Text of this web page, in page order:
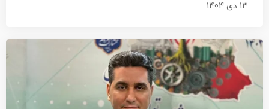
13 دی 1404